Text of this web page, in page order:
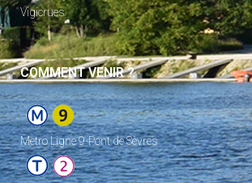
Vigicrues
COMMENT VENIR ?
Metro Ligne 9-Pont de Sèvres